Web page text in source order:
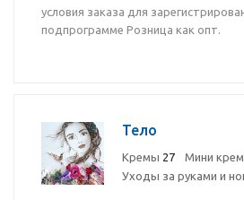
условия заказа для
подпрограмме Розница как опт.
Тело
Кремы 27 Мини
Уходы за руками и